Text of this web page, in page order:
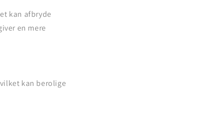
kan afbryde
en mere
kan berolige